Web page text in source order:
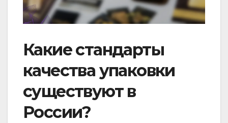
Какие стандарты
качества упаковки
существуют в
России?